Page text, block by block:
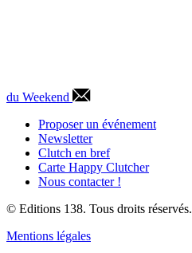
du Weekend
Proposer un événement
Newsletter
Clutch en bref
Carte Happy Clutcher
Nous contacter !
© Editions 138. Tous droits réservés.
Mentions légales